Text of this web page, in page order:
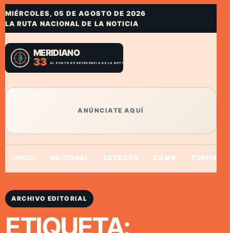
MIÉRCOLES, 05 DE AGOSTO DE 2026
LA RUTA NACIONAL DE LA NOTICIA
ANÚNCIATE AQUÍ
INICIO NACIONAL ESTADOS CDMX TURISMO
ARCHIVO EDITORIAL
ETIQUETA: